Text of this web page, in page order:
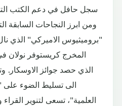
سجل حافل في دعم الكتب التي
ومن ابرز النجاحات السابقة
"بروميثيوس الاميركي" الذي
المخرج كريستوفر نولان
الذي حصد جوائز الاوسكار.
الى تسليط الضوء على
العلمية"، تسعى لتنوير